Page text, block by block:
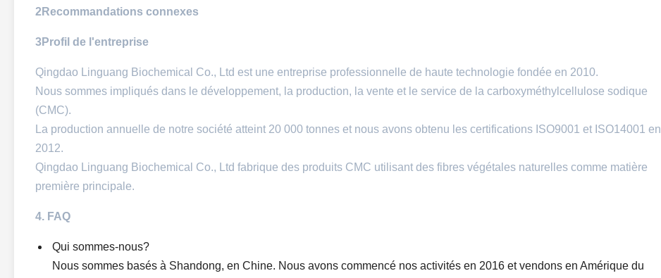
2Recommandations connexes
3Profil de l'entreprise
Qingdao Linguang Biochemical Co., Ltd est une entreprise professionnelle de haute technologie fondée en 2010.
Nous sommes impliqués dans le développement, la production, la vente et le service de la carboxyméthylcellulose sodique
(CMC).
La production annuelle de notre société atteint 20 000 tonnes et nous avons obtenu les certifications ISO9001 et ISO14001 en
2012.
Qingdao Linguang Biochemical Co., Ltd fabrique des produits CMC utilisant des fibres végétales naturelles comme matière
première principale.
4. FAQ
Qui sommes-nous?
Nous sommes basés à Shandong, en Chine. Nous avons commencé nos activités en 2016 et vendons en Amérique du